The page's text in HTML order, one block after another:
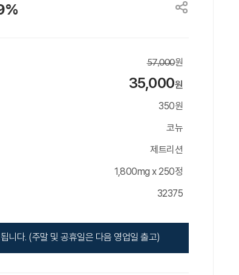
57,000원
35,000원
350원
코뉴
제트리션
1,800mg x 250정
32375
됩니다. (주말 및 공휴일은 다음 영업일 출고)